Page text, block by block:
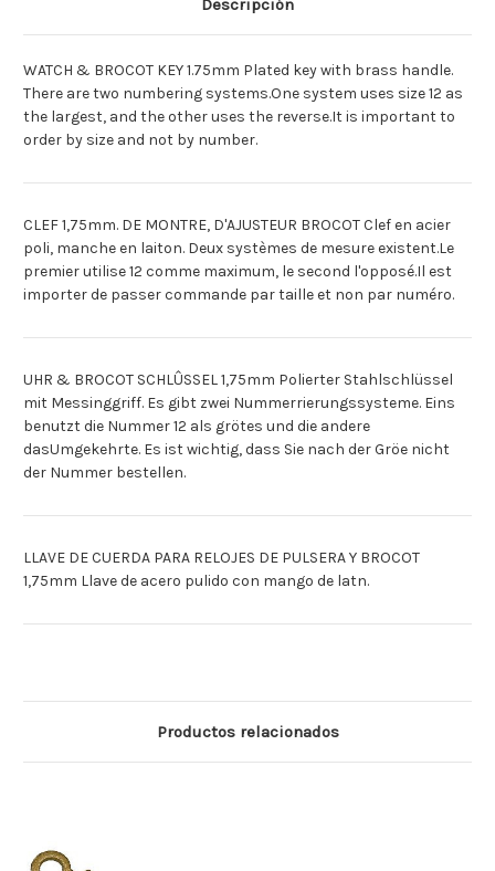
9
RELOJERO
9
1.75MM
9
DE
RELOJERO
9
1.75MM
Descripción
WATCH & BROCOT KEY 1.75mm Plated key with brass handle.
There are two numbering systems.One system uses size 12 as
the largest, and the other uses the reverse.It is important to
order by size and not by number.
CLEF 1,75mm. DE MONTRE, D'AJUSTEUR BROCOT Clef en acier
poli, manche en laiton. Deux systèmes de mesure existent.Le
premier utilise 12 comme maximum, le second l'opposé.Il est
importer de passer commande par taille et non par numéro.
UHR & BROCOT SCHLÛSSEL 1,75mm Polierter Stahlschlüssel
mit Messinggriff. Es gibt zwei Nummerrierungssysteme. Eins
benutzt die Nummer 12 als grötes und die andere
dasUmgekehrte. Es ist wichtig, dass Sie nach der Gröe nicht
der Nummer bestellen.
LLAVE DE CUERDA PARA RELOJES DE PULSERA Y BROCOT
1,75mm Llave de acero pulido con mango de latn.
Productos relacionados